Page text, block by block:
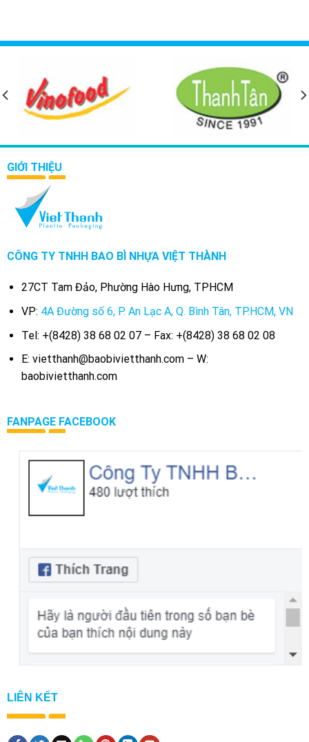
GIỚI THIỆU
CÔNG TY TNHH BAO BÌ NHỰA VIỆT THÀNH
27CT Tam Đảo, Phường Hào Hưng, TPHCM
VP: 4A Đường số 6, P. An Lạc A, Q. Bình Tân, TP.HCM, VN
Tel: +(8428) 38 68 02 07 – Fax: +(8428) 38 68 02 08
E: vietthanh@baobivietthanh.com – W:
baobivietthanh.com
FANPAGE FACEBOOK
LIÊN KẾT